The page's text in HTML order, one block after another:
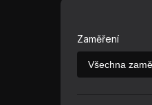
Zaměření